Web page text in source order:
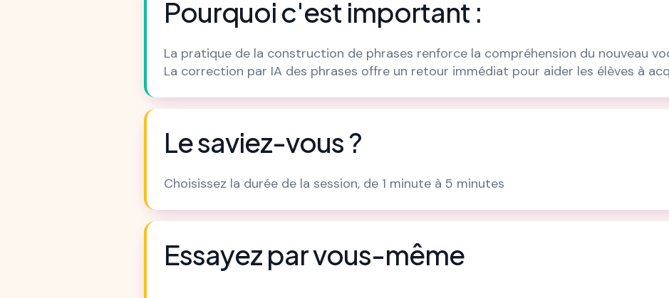
Pourquoi c'est important :
La pratique de la construction de phrases renforce la compréhension du nouveau
La correction par IA des phrases offre un retour immédiat pour aider les élèves à
Le saviez-vous ?
Choisissez la durée de la session, de 1 minute à 5 minutes
Essayez par vous-même